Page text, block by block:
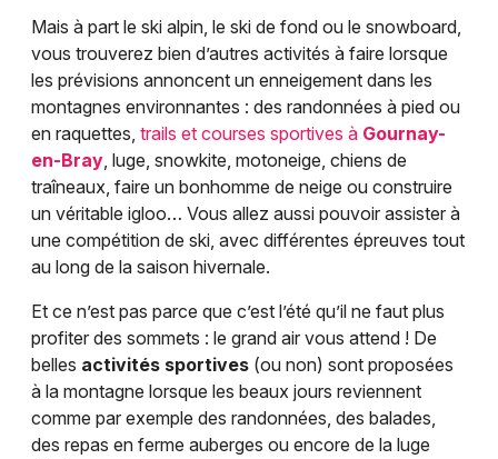
Mais à part le ski alpin, le ski de fond ou le snowboard,
vous trouverez bien d’autres activités à faire lorsque
les prévisions annoncent un enneigement dans les
montagnes environnantes : des randonnées à pied ou
en raquettes, trails et courses sportives à Gournay-
en-Bray, luge, snowkite, motoneige, chiens de
traîneaux, faire un bonhomme de neige ou construire
un véritable igloo… Vous allez aussi pouvoir assister à
une compétition de ski, avec différentes épreuves tout
au long de la saison hivernale.
Et ce n’est pas parce que c’est l’été qu’il ne faut plus
profiter des sommets : le grand air vous attend ! De
belles activités sportives (ou non) sont proposées
à la montagne lorsque les beaux jours reviennent
comme par exemple des randonnées, des balades,
des repas en ferme auberges ou encore de la luge